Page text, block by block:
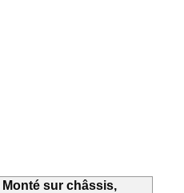
Monté sur châssis,